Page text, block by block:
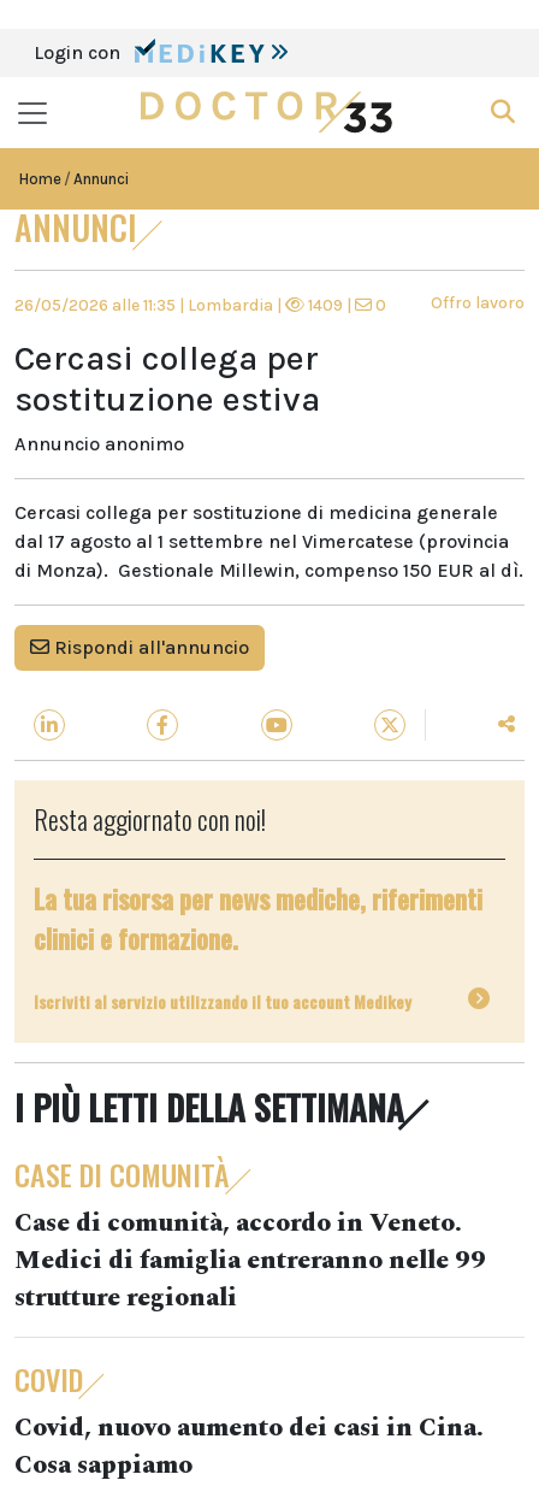
Login con
Home Annunci
ANNUNCI
26/05/2026 alle 11:35 | Lombardia | 1409 | 0 Offro lavoro
Cercasi collega per
sostituzione estiva
Annuncio anonimo
Cercasi collega per sostituzione di medicina generale
dal 17 agosto al 1 settembre nel Vimercatese (provincia
di Monza). Gestionale Millewin, compenso 150 EUR al dì.
Rispondi all'annuncio
Resta aggiornato con noi!
La tua risorsa per news mediche, riferimenti
clinici e formazione.
Iscriviti al servizio utilizzando il tuo account Medikey
I PIÙ LETTI DELLA SETTIMANA
CASE DI COMUNITÀ
Case di comunità, accordo in Veneto.
Medici di famiglia entreranno nelle 99
strutture regionali
COVID
Covid, nuovo aumento dei casi in Cina.
Cosa sappiamo